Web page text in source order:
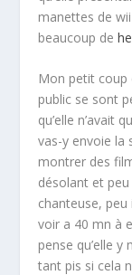
manettes de
beaucoup de
Mon petit coup
public se sont
qu’elle n’avait
vas-y envoie la
montrer des
désolant et
chanteuse, peu
voir a 40 mn à
pense qu’elle
tant pis si cela